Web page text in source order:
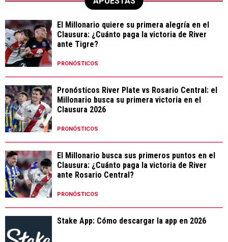
El Millonario quiere su primera alegría en el
Clausura: ¿Cuánto paga la victoria de River
ante Tigre?
PRONÓSTICOS
Pronósticos River Plate vs Rosario Central: el
Millonario busca su primera victoria en el
Clausura 2026
PRONÓSTICOS
El Millonario busca sus primeros puntos en el
Clausura: ¿Cuánto paga la victoria de River
ante Rosario Central?
PRONÓSTICOS
Stake App: Cómo descargar la app en 2026